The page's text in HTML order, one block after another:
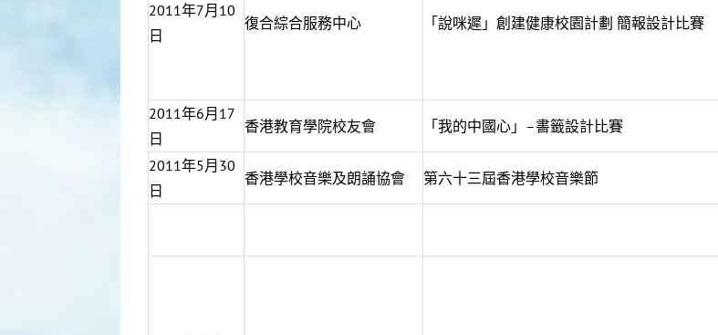
2011年7月10
日
復合綜合服務中心 「說咪遲」創建健康校園計劃 簡報設計比賽
2011年6月17
日
香港教育學院校友會 「我的中國心」–書籤設計比賽
2011年5月30
日
香港學校音樂及朗誦協​會 第六十三屆香港學校音樂節